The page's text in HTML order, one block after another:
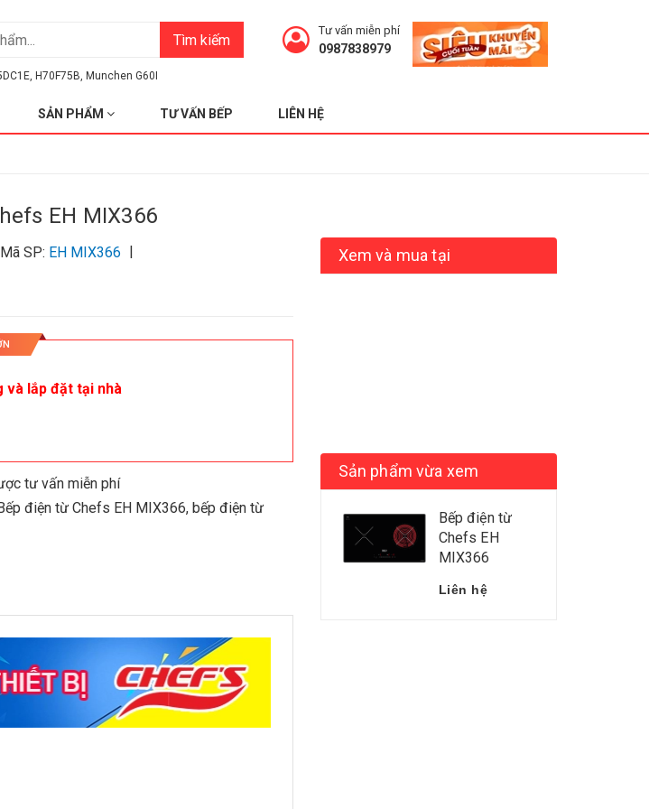
Tìm kiếm
, H70F75B, Munchen G60I
Tư vấn miễn phí
0987838979
SẢN PHẨM TƯ VẤN BẾP LIÊN HỆ
EH MIX366
Mã SP: EH MIX366 |
và lắp đặt tại nhà
tư vấn miễn phí
điện từ Chefs EH MIX366, bếp điện từ
Xem và mua tại
Sản phẩm vừa xem
Bếp điện từ
Chefs EH
MIX366
Liên hệ